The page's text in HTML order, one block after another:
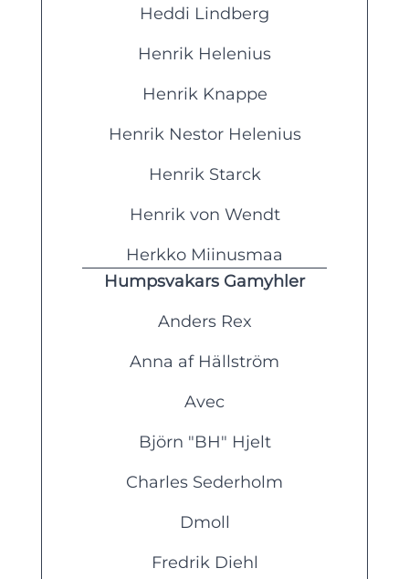
Heddi Lindberg
Henrik Helenius
Henrik Knappe
Henrik Nestor Helenius
Henrik Starck
Henrik von Wendt
Herkko Miinusmaa
Humpsvakars Gamyhler
Anders Rex
Anna af Hällström
Avec
Björn "BH" Hjelt
Charles Sederholm
Dmoll
Fredrik Diehl